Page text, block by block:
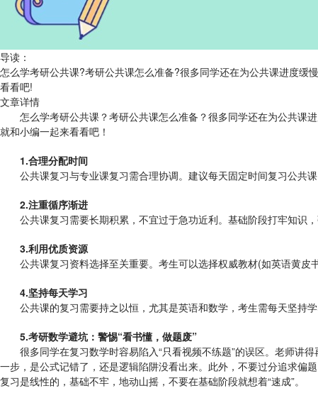
导读：
怎么学考研公共课?考研公共课怎么准备?很多同学还在为公共课进度
看看吧!
文章详情
怎么学考研公共课？考研公共课怎么准备？很多同学还在为公共课
就和小编一起来看看吧！
1.合理分配时间
公共课复习与专业课复习需合理协调。建议每天固定时间复习公共课
2.注重循序渐进
公共课复习需要长期积累，不宜过于急功近利。基础阶段打牢知识，
3.利用优质资源
公共课复习资料选择至关重要。考生可以选择权威教材(如英语黄皮
4.坚持每天学习
公共课的复习需要持之以恒，尤其是英语和数学，考生需每天坚持学
5.考研数学避坑：警惕“看书懂，做题废”
很多同学在复习数学时容易陷入“只看视频不练题”的误区。老师讲得
一步，是公式记错了，还是逻辑陷阱没看出来。此外，不要过分追求偏
复习是线性的，基础不牢，地动山摇，不要在基础阶段就想着“速成”。